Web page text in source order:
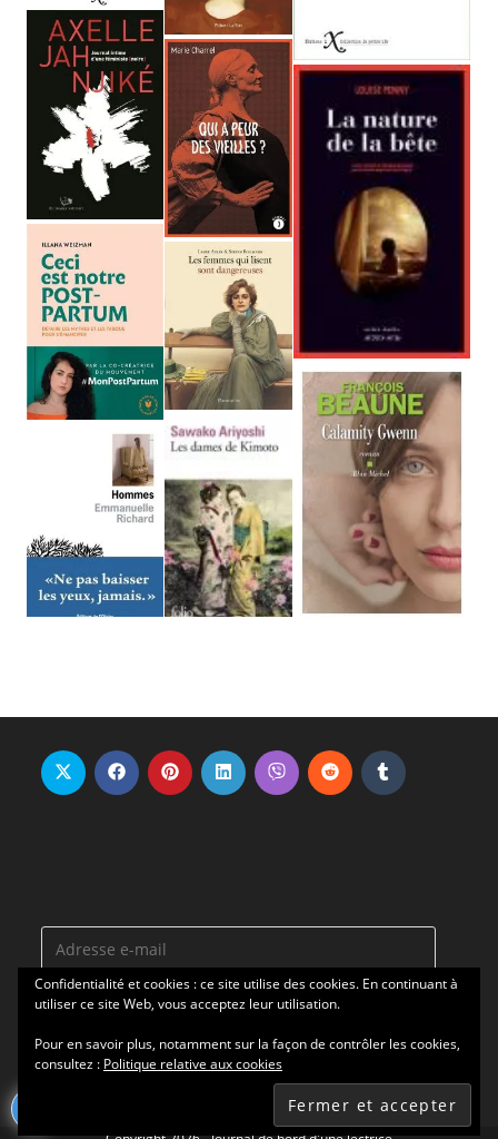
Adresse
e-
mail
ABONNEZ-VOUS
Confidentialité et cookies : ce site utilise des cookies. En continuant à
utiliser ce site Web, vous acceptez leur utilisation.
Pour en savoir plus, notamment sur la façon de contrôler les cookies,
consultez : Politique relative aux cookies